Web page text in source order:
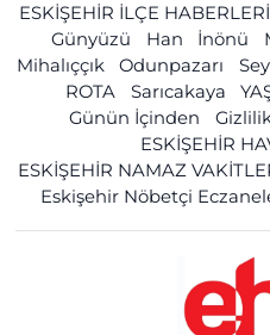
ESKİŞEHİR İLÇE HABERLERİ
Günyüzü
Han İnönü
Mihalıççık
Odunpazarı
ROTA
Sarıcakaya
Günün İçinden
ESKİŞEHİR
ESKİŞEHİR NAMAZ
Eskişehir Nöbetçi